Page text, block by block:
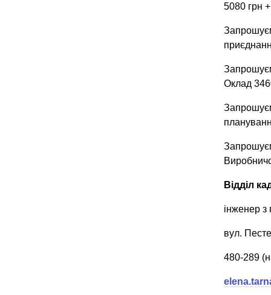
5080 грн
Оклад
Відділ
інженер з
вул.
480-289